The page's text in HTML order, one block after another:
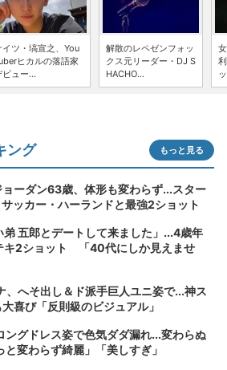
イツ・塙宣之、You
ヒカルの落語家
ビュー...
解散のレペゼンフォッ
クス元リーダー・DJ S
HACHO...
ング もっと見る
ーダン63歳、体形も変わらず...スター
ッカー・ハーランドと最強2ショット
五郎とデートして来ました」...4歳年
キ2ショット 「40代にしか見えませ
、へそ出し＆ド派手巨人ユニ姿で...神ス
喜び「反則級のビジュアル」
ングドレス姿で色気ダダ漏れ...変わらぬ
変わらず綺麗」「美しすぎ」